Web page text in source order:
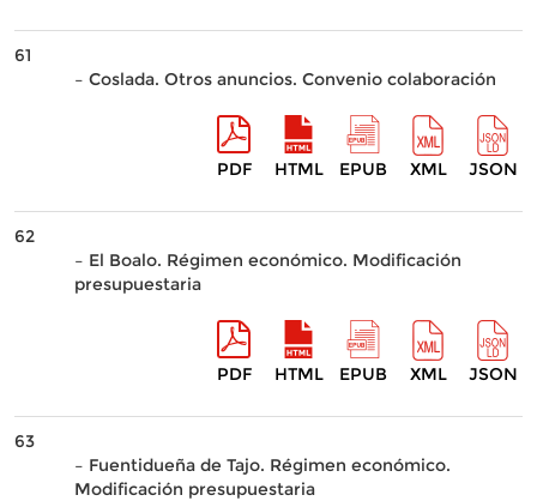
61
– Coslada. Otros anuncios. Convenio colaboración
PDF HTML EPUB XML JSON
62
– El Boalo. Régimen económico. Modificación
presupuestaria
PDF HTML EPUB XML JSON
63
– Fuentidueña de Tajo. Régimen económico.
Modificación presupuestaria